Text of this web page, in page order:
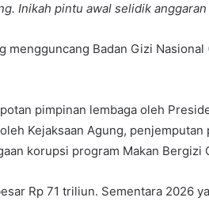
Inikah pintu awal selidik
mengguncang Badan Gizi
pimpinan lembaga oleh
Kejaksaan Agung, penjemputan
korupsi program Makan Bergizi
Rp 71 triliun. Sementara 2026